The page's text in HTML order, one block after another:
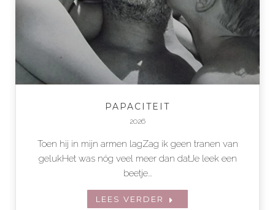
PAPACITEIT
2026
Toen hij in mijn armen lagZag ik geen tranen van
gelukHet was nóg veel meer dan datJe leek een
beetje…
LEES VERDER